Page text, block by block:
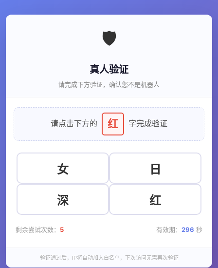
🛡️
真人验证
请完成下方验证，确认您不是机器人
请点击下方的 红 字完成验证
女 日
深 红
剩余尝试次数： 5 有效期： 296 秒
验证通过后，IP将自动加入白名单，下次访问无需再次验证